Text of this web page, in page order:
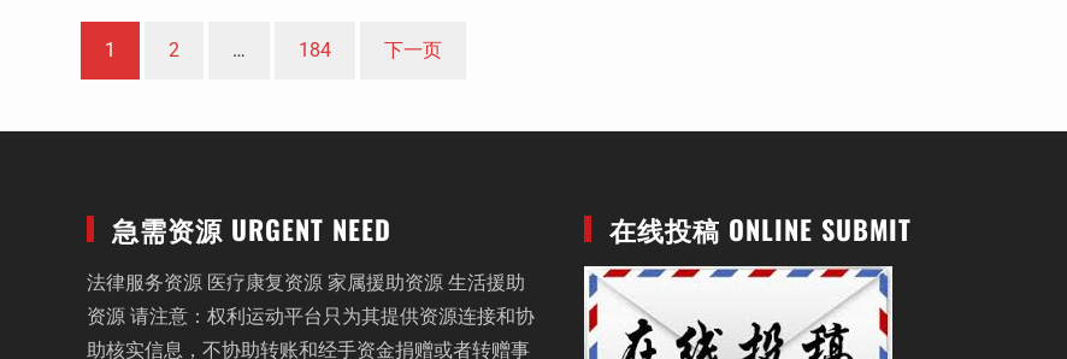
文
1 2 … 184 下一页
急需资源 URGENT NEED
法律服务资源 医疗康复资源 家属援助资源 生活援助
资源 请注意：权利运动平台只为其提供资源连接和协
助核实信息，不协助转账和经手资金捐赠或者转赠事
在线投稿 ONLINE SUBMIT